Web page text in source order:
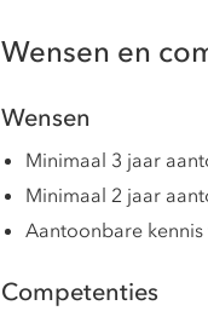
Wensen en
Wensen
Minimaal 3 jaar
Minimaal 2 jaar
Aantoonbare
Competenties